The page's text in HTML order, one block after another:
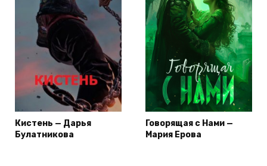
Кистень — Дарья
Булатникова
Говорящая с Нами —
Мария Ерова